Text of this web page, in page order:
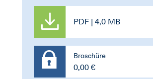
PDF | 4,0 MB
Broschüre
0,00 €